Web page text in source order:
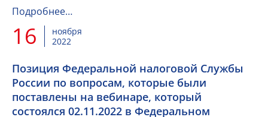
Подробнее…
16
ноября
2022
Позиция Федеральной налоговой Службы
России по вопросам, которые были
поставлены на вебинаре, который
состоялся 02.11.2022 в Федеральном